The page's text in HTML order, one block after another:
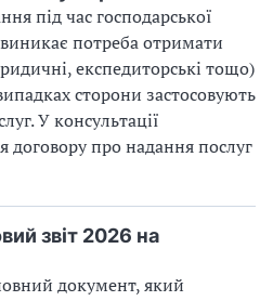
під час господарської
виникає потреба отримати
експедиторські тощо)
сторони застосовують
У консультації
про надання послуг
звіт 2026 на
документ, який